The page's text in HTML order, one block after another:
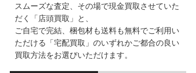
スムーズな査定、その場で現金買取させていた
だく「店頭買取」と、
ご自宅で完結、梱包材も送料も無料でご利用い
ただける「宅配買取」のいずれかご都合の良い
買取方法をお選びいただけます。